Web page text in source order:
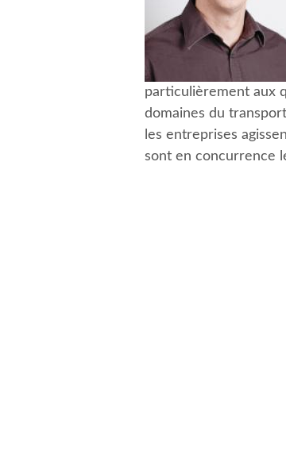
particulièrement aux
domaines du
les entreprises
sont en concurrence